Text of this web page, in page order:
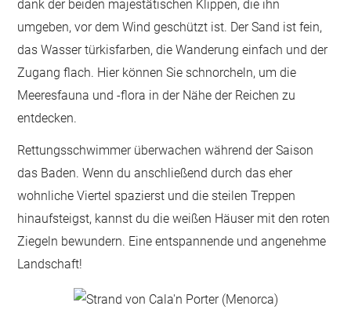
dank der beiden majestätischen Klippen, die ihn
umgeben, vor dem Wind geschützt ist. Der Sand ist fein,
das Wasser türkisfarben, die Wanderung einfach und der
Zugang flach. Hier können Sie schnorcheln, um die
Meeresfauna und -flora in der Nähe der Reichen zu
entdecken.
Rettungsschwimmer überwachen während der Saison
das Baden. Wenn du anschließend durch das eher
wohnliche Viertel spazierst und die steilen Treppen
hinaufsteigst, kannst du die weißen Häuser mit den roten
Ziegeln bewundern. Eine entspannende und angenehme
Landschaft!